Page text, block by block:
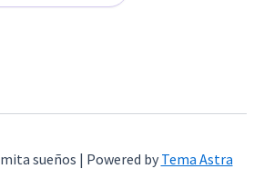
sueños | Powered by Tema Astra